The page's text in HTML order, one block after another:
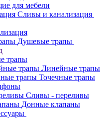
для мебели
Сливы и канализация
Душевые трапы
трапы
Линейные трапы
Точечные трапы
Сливы - переливы
Донные клапаны